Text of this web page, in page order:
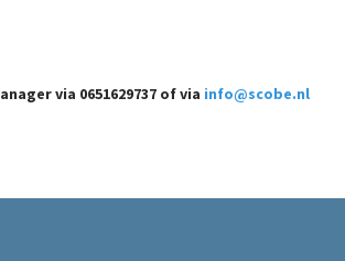
via 0651629737 of via info@scobe.nl